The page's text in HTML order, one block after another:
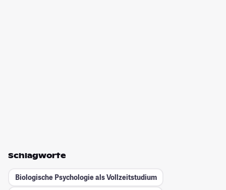
Schlagworte
Biologische Psychologie als Vollzeitstudium